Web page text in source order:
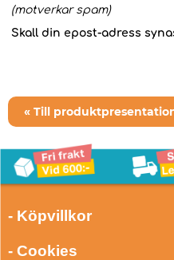
(motverkar spam)
Skall din epost-adress
« Till
- Köpvillkor
- Cookies